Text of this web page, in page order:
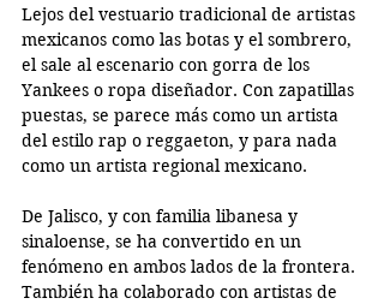
Lejos del vestuario tradicional de artistas
mexicanos como las botas y el sombrero,
el sale al escenario con gorra de los
Yankees o ropa diseñador. Con zapatillas
puestas, se parece más como un artista
del estilo rap o reggaeton, y para nada
como un artista regional mexicano.
De Jalisco, y con familia libanesa y
sinaloense, se ha convertido en un
fenómeno en ambos lados de la frontera.
También ha colaborado con artistas de